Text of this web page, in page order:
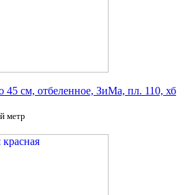
45 см, отбеленное, ЗиМа, пл. 110, хб
метр